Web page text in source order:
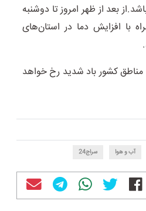
بعد از ظهر امروز تا دوشنبه
با افزایش دما در استان‌های
کشور باد شدید رخ خواهد
آب و هوا سراج24